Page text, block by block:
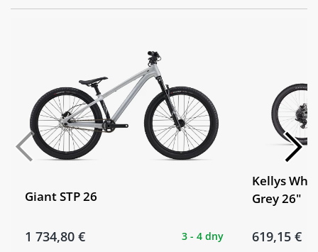
Giant STP 26
1 734,80 € 3 - 4 dny
Kellys
Grey 26"
619,15 €